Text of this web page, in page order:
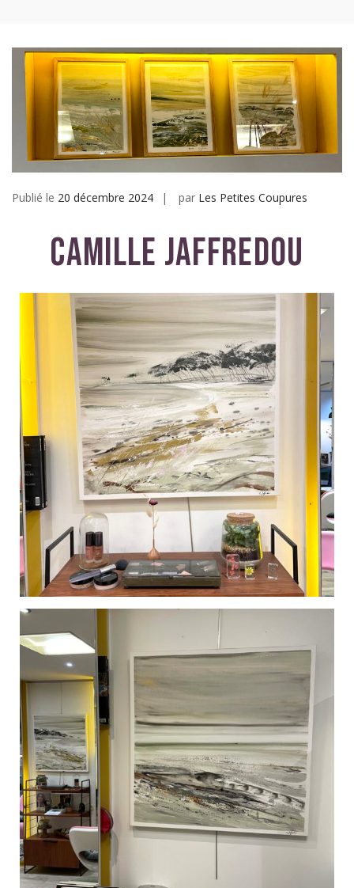
Publié le 20 décembre 2024 par Les Petites Coupures
Camille Jaffredou